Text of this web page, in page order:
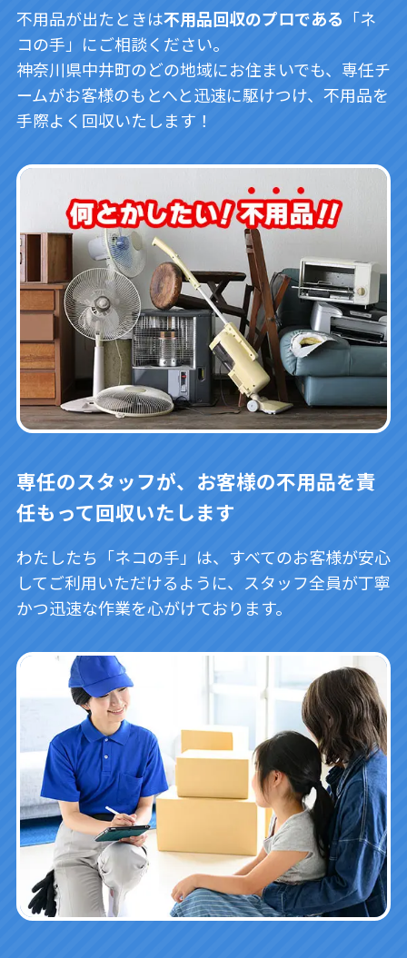
不用品が出たときは不用品回収のプロである 「ネ
コの手」にご相談ください。
神奈川県中井町のどの地域にお住まいでも、専任チ
ームがお客様のもとへと迅速に駆けつけ、不用品を
手際よく回収いたします！
専任のスタッフが、お客様の不用品を責
任もって回収いたします
わたしたち「ネコの手」は、すべてのお客様が安心
してご利用いただけるように、スタッフ全員が丁寧
かつ迅速な作業を心がけております。